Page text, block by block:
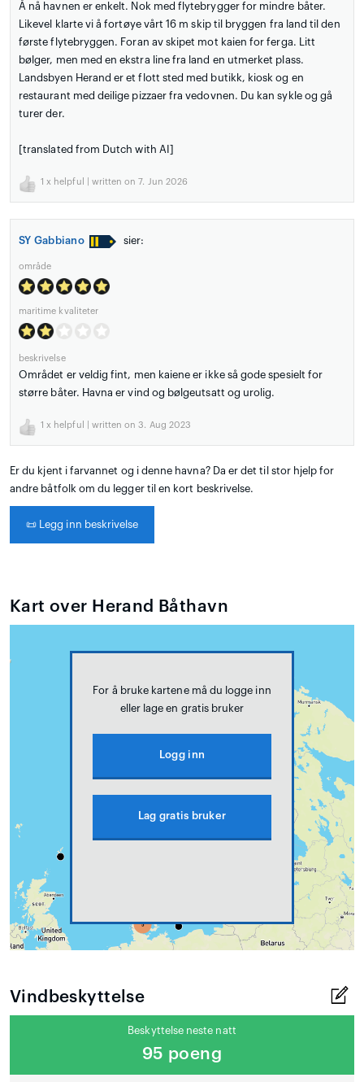
Å nå havnen er enkelt. Nok med flytebrygger for mindre båter.
Likevel klarte vi å fortøye vårt 16 m skip til bryggen fra land til den
første flytebryggen. Foran av skipet mot kaien for ferga. Litt
bølger, men med en ekstra line fra land en utmerket plass.
Landsbyen Herand er et flott sted med butikk, kiosk og en
restaurant med deilige pizzaer fra vedovnen. Du kan sykle og gå
turer der.
[translated from Dutch with AI]
1 x helpful | written on 7. Jun 2026
SY Gabbiano sier:
område
maritime kvaliteter
beskrivelse
Området er veldig fint, men kaiene er ikke så gode spesielt for
større båter. Havna er vind og bølgeutsatt og urolig.
1 x helpful | written on 3. Aug 2023
Er du kjent i farvannet og i denne havna? Da er det til stor hjelp for
andre båtfolk om du legger til en kort beskrivelse.
📜 Legg inn beskrivelse
Kart over Herand Båthavn
For å bruke kartene må du logge inn
eller lage en gratis bruker
Logg inn
Lag gratis bruker
Vindbeskyttelse
Beskyttelse neste natt
95 poeng